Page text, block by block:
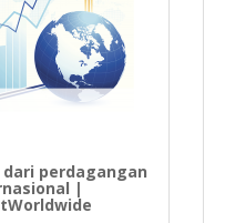
perdagangan
|